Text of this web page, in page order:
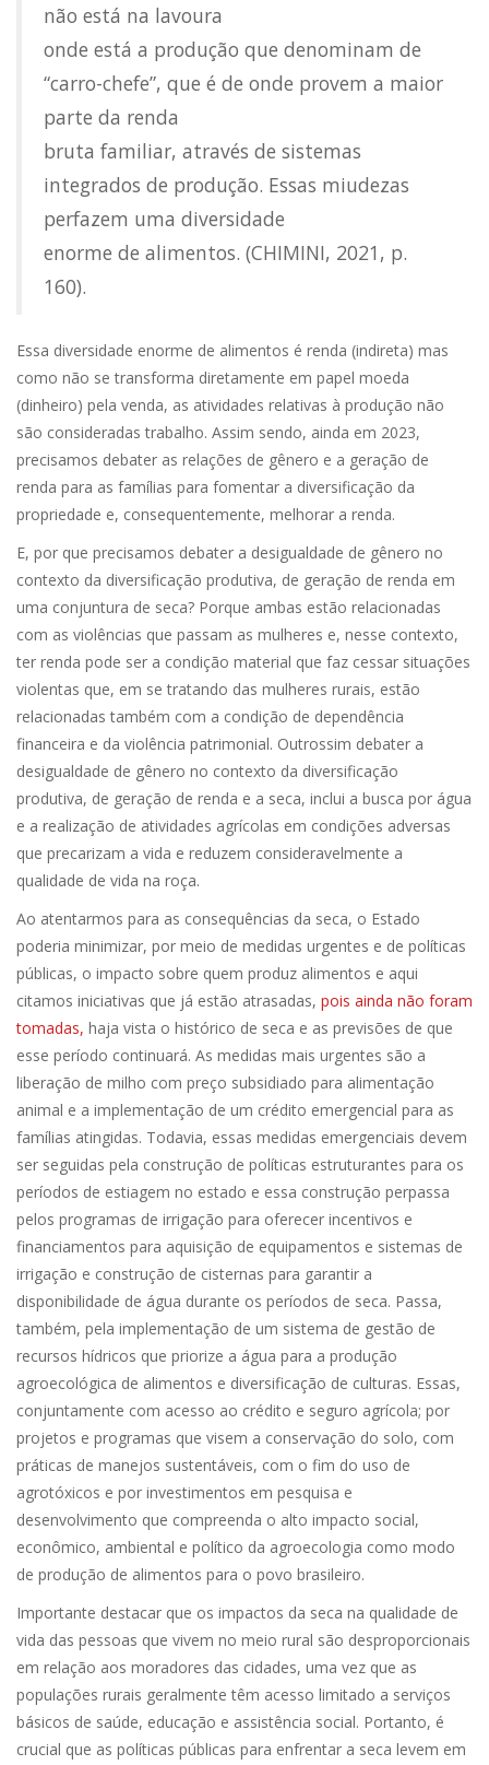
não está na lavoura
onde está a produção que denominam de
“carro-chefe”, que é de onde provem a maior
parte da renda
bruta familiar, através de sistemas
integrados de produção. Essas miudezas
perfazem uma diversidade
enorme de alimentos. (CHIMINI, 2021, p.
160).
Essa diversidade enorme de alimentos é renda (indireta) mas
como não se transforma diretamente em papel moeda
(dinheiro) pela venda, as atividades relativas à produção não
são consideradas trabalho. Assim sendo, ainda em 2023,
precisamos debater as relações de gênero e a geração de
renda para as famílias para fomentar a diversificação da
propriedade e, consequentemente, melhorar a renda.
E, por que precisamos debater a desigualdade de gênero no
contexto da diversificação produtiva, de geração de renda em
uma conjuntura de seca? Porque ambas estão relacionadas
com as violências que passam as mulheres e, nesse contexto,
ter renda pode ser a condição material que faz cessar situações
violentas que, em se tratando das mulheres rurais, estão
relacionadas também com a condição de dependência
financeira e da violência patrimonial. Outrossim debater a
desigualdade de gênero no contexto da diversificação
produtiva, de geração de renda e a seca, inclui a busca por água
e a realização de atividades agrícolas em condições adversas
que precarizam a vida e reduzem consideravelmente a
qualidade de vida na roça.
Ao atentarmos para as consequências da seca, o Estado
poderia minimizar, por meio de medidas urgentes e de políticas
públicas, o impacto sobre quem produz alimentos e aqui
citamos iniciativas que já estão atrasadas, pois ainda não foram
tomadas, haja vista o histórico de seca e as previsões de que
esse período continuará. As medidas mais urgentes são a
liberação de milho com preço subsidiado para alimentação
animal e a implementação de um crédito emergencial para as
famílias atingidas. Todavia, essas medidas emergenciais devem
ser seguidas pela construção de políticas estruturantes para os
períodos de estiagem no estado e essa construção perpassa
pelos programas de irrigação para oferecer incentivos e
financiamentos para aquisição de equipamentos e sistemas de
irrigação e construção de cisternas para garantir a
disponibilidade de água durante os períodos de seca. Passa,
também, pela implementação de um sistema de gestão de
recursos hídricos que priorize a água para a produção
agroecológica de alimentos e diversificação de culturas. Essas,
conjuntamente com acesso ao crédito e seguro agrícola; por
projetos e programas que visem a conservação do solo, com
práticas de manejos sustentáveis, com o fim do uso de
agrotóxicos e por investimentos em pesquisa e
desenvolvimento que compreenda o alto impacto social,
econômico, ambiental e político da agroecologia como modo
de produção de alimentos para o povo brasileiro.
Importante destacar que os impactos da seca na qualidade de
vida das pessoas que vivem no meio rural são desproporcionais
em relação aos moradores das cidades, uma vez que as
populações rurais geralmente têm acesso limitado a serviços
básicos de saúde, educação e assistência social. Portanto, é
crucial que as políticas públicas para enfrentar a seca levem em